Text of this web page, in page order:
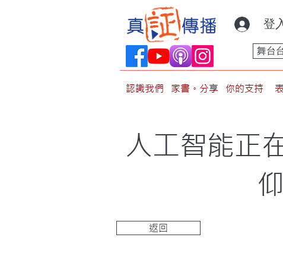
登
舞台
認識我們 家書。分享 你的支持
人工智能正
返回